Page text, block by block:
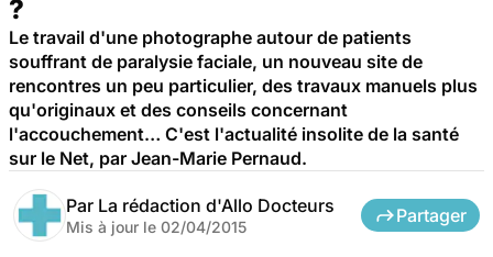
?
Le travail d'une photographe autour de patients
souffrant de paralysie faciale, un nouveau site de
rencontres un peu particulier, des travaux manuels plus
qu'originaux et des conseils concernant
l'accouchement… C'est l'actualité insolite de la santé
sur le Net, par Jean-Marie Pernaud.
Par La rédaction d'Allo Docteurs
Mis à jour le 02/04/2015
Partager